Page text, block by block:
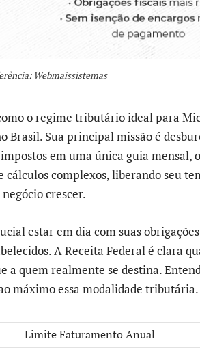
Webmaissistemas
o regime tributário ideal para
Brasil. Sua principal missão é
em uma única guia mensal,
cálculos complexos, liberando seu
crescer.
estar em dia com suas obrigações
A Receita Federal é clara
quem realmente se destina.
máximo essa modalidade tributária.
Limite Faturamento Anual